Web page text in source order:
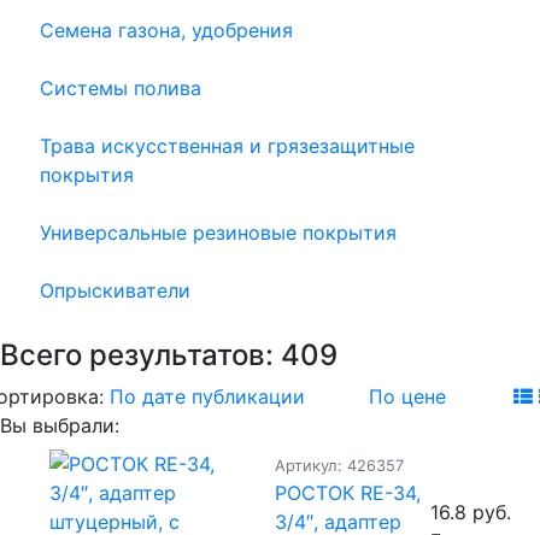
Семена газона, удобрения
Системы полива
Трава искусственная и грязезащитные
покрытия
Универсальные резиновые покрытия
Опрыскиватели
Всего результатов: 409
По дате публикации
По цене
Вы выбрали:
Артикул: 426357
РОСТОК RE-34,
3/4″, адаптер
16.8 руб.